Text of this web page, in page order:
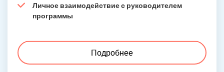
Личное взаимодействие с руководителем
программы
Подробнее